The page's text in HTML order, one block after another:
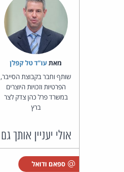
מאת‏עו"ד טל קפלן
שותף וחבר בקבוצת הסייבר,
הפרטיות וזכויות היוצרים
במשרד פרל כהן צדק לצר
ברץ
אולי יעניין אותך גם
ספאם ודואל